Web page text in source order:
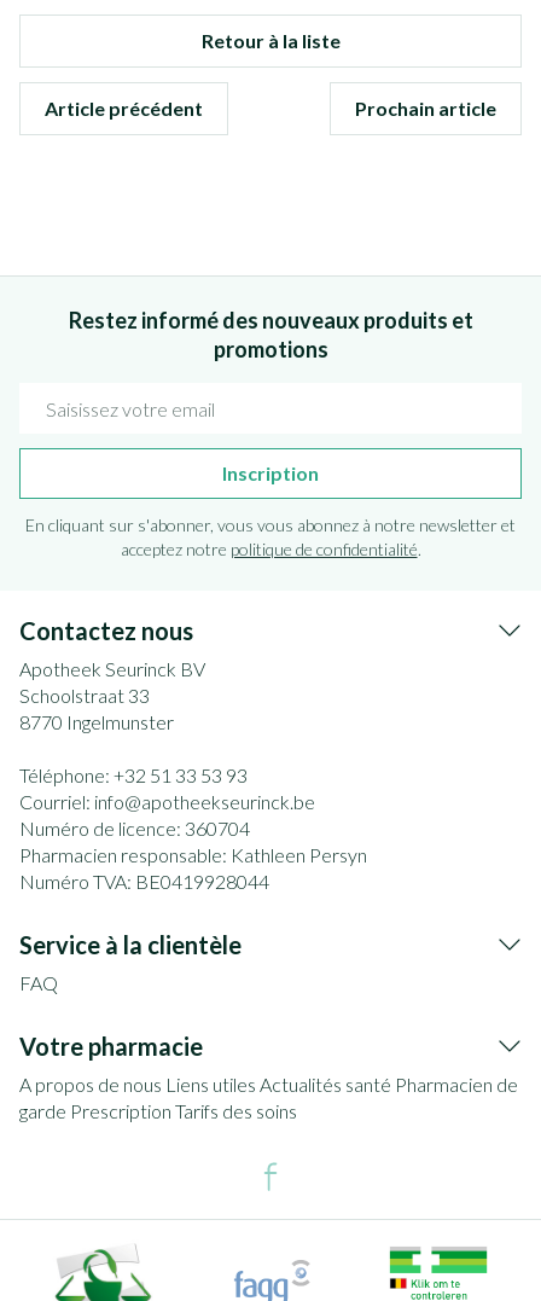
Retour à la liste
Article précédent Prochain article
Restez informé des nouveaux produits et
promotions
Inscription
En cliquant sur s'abonner, vous vous abonnez à notre newsletter et
acceptez notre politique de confidentialité.
Contactez nous
Apotheek Seurinck BV
Schoolstraat 33
8770 Ingelmunster
Téléphone: +32 51 33 53 93
Courriel: info@apotheekseurinck.be
Numéro de licence: 360704
Pharmacien responsable: Kathleen Persyn
Numéro TVA: BE0419928044
Service à la clientèle
FAQ
Votre pharmacie
A propos de nous Liens utiles Actualités santé Pharmacien de
garde Prescription Tarifs des soins